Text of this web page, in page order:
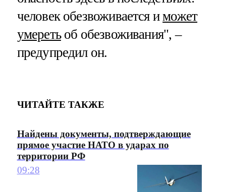
человек обезвоживается иможет
умеретьоб обезвоживания", –
предупредил он.
ЧИТАЙТЕ ТАКЖЕ
Найдены документы, подтверждающие
прямое участие НАТО в ударах по
территории РФ
09:28